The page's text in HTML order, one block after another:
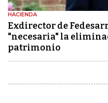
HACIENDA
Exdirector de
"necesaria" la
patrimonio